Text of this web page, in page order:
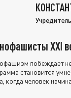
XXI
побеждает
становится
когда человек